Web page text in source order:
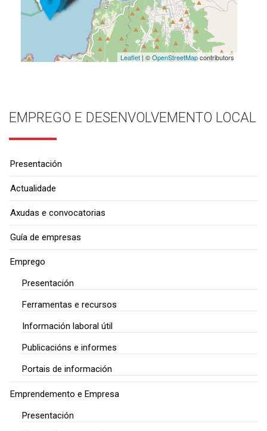
Leaflet| ©OpenStreetMapcontributors
EMPREGO E DESENVOLVEMENTO LOCAL
Presentación
Actualidade
Axudas e convocatorias
Guía de empresas
Emprego
Presentación
Ferramentas e recursos
Información laboral útil
Publicacións e informes
Portais de información
Emprendemento e Empresa
Presentación